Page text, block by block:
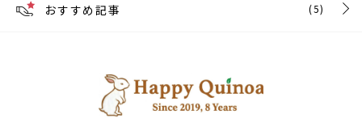
おすすめ記事 (5)